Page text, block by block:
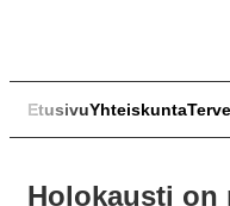
EtusivuYhteiskunta
Holokausti on